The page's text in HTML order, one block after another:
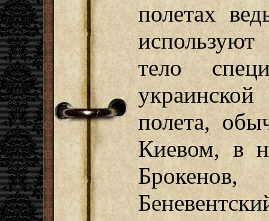
полетах
тело
полета,
Киевом, в